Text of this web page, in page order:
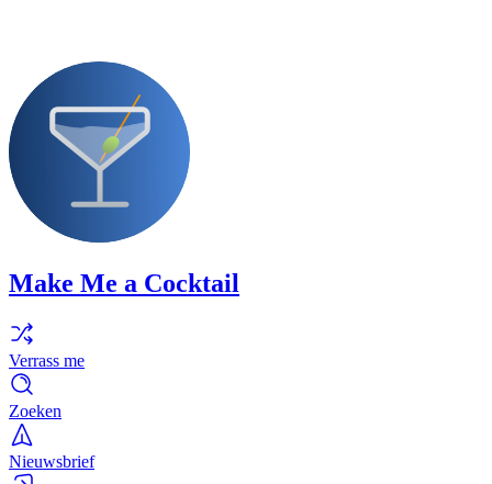
Make Me a Cocktail
Verrass me
Zoeken
Nieuwsbrief